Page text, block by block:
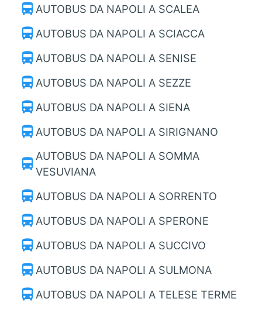
directions_bus AUTOBUS DA NAPOLI A SCALEA
directions_bus AUTOBUS DA NAPOLI A SCIACCA
directions_bus AUTOBUS DA NAPOLI A SENISE
directions_bus AUTOBUS DA NAPOLI A SEZZE
directions_bus AUTOBUS DA NAPOLI A SIENA
directions_bus AUTOBUS DA NAPOLI A SIRIGNANO
directions_bus AUTOBUS DA NAPOLI A SOMMA
VESUVIANA
directions_bus AUTOBUS DA NAPOLI A SORRENTO
directions_bus AUTOBUS DA NAPOLI A SPERONE
directions_bus AUTOBUS DA NAPOLI A SUCCIVO
directions_bus AUTOBUS DA NAPOLI A SULMONA
directions_bus AUTOBUS DA NAPOLI A TELESE TERME